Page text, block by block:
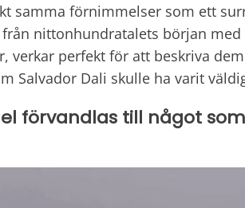
samma förnimmelser som ett
nittonhundratalets början
verkar perfekt för att beskriva
Salvador Dali skulle ha varit
förvandlas till något